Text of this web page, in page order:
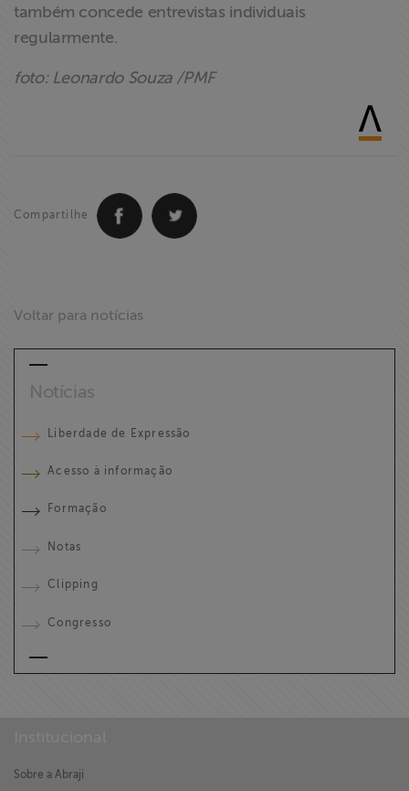
também concede entrevistas individuais
regularmente.
foto: Leonardo Souza /PMF
Compartilhe
Voltar para notícias
Notícias
Liberdade de Expressão
Acesso à informação
Formação
Notas
Clipping
Congresso
Sobre a Abraji